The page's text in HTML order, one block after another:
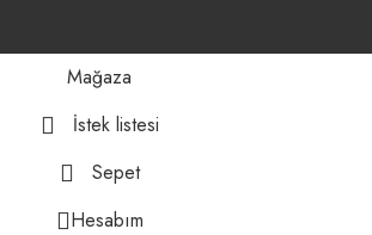
Mağaza
İstek listesi
Sepet
Hesabım